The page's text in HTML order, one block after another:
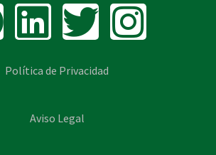
Política de Privacidad
Aviso Legal